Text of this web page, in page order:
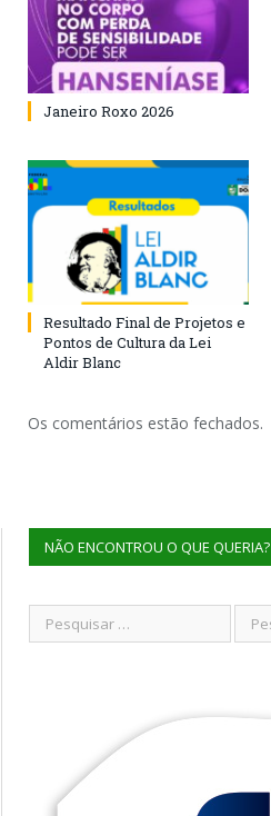
Janeiro Roxo 2026
Resultado Final de Projetos e
Pontos de Cultura da Lei
Aldir Blanc
Os comentários estão fechados.
NÃO ENCONTROU O QUE QUERIA?